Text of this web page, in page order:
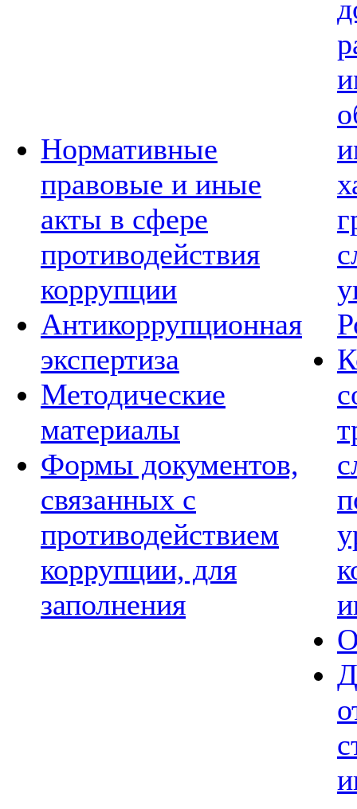
Нормативные
правовые и иные
акты в сфере
противодействия
коррупции
Антикоррупционная
экспертиза
Методические
материалы
Формы документов,
связанных с
противодействием
коррупции, для
заполнения